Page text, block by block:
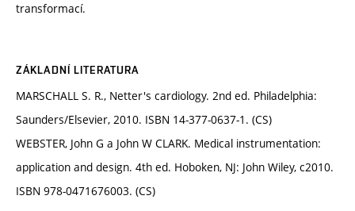
transformací.
ZÁKLADNÍ LITERATURA
MARSCHALL S. R., Netter's cardiology. 2nd ed. Philadelphia:
Saunders/Elsevier, 2010. ISBN 14-377-0637-1. (CS)
WEBSTER, John G a John W CLARK. Medical instrumentation:
application and design. 4th ed. Hoboken, NJ: John Wiley, c2010.
ISBN 978-0471676003. (CS)